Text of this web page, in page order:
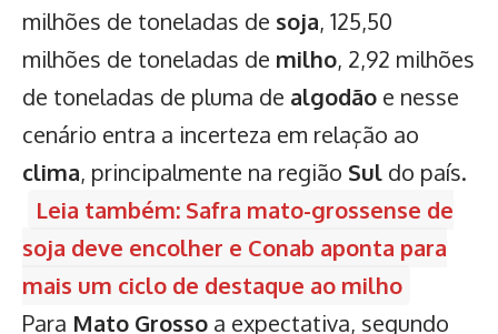
milhões de toneladas de soja, 125,50
milhões de toneladas de milho, 2,92 milhões
de toneladas de pluma de algodão e nesse
cenário entra a incerteza em relação ao
clima, principalmente na região Sul do país.
Leia também: Safra mato-grossense de
soja deve encolher e Conab aponta para
mais um ciclo de destaque ao milho
Para Mato Grosso a expectativa, segundo